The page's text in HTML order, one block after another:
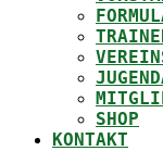
SHOP
KONTAKT